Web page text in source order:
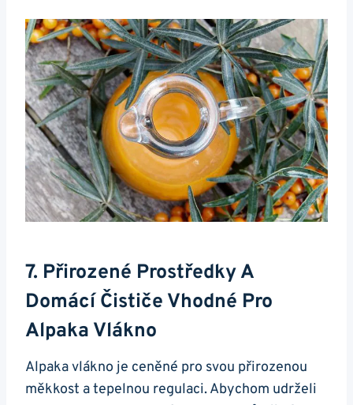
7. Přirozené Prostředky A
Domácí Čističe Vhodné Pro
Alpaka Vlákno
Alpaka vlákno je ⁤ceněné pro ⁣svou⁤ přirozenou
‍měkkost a tepelnou​ regulaci. Abychom udrželi